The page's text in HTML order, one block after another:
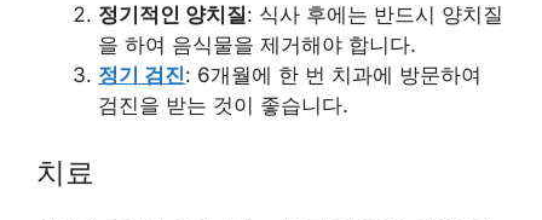
정기적인 양치질: 식사 후에는 반드시 양치질
을 하여 음식물을 제거해야 합니다.
정기 검진: 6개월에 한 번 치과에 방문하여
검진을 받는 것이 좋습니다.
치료